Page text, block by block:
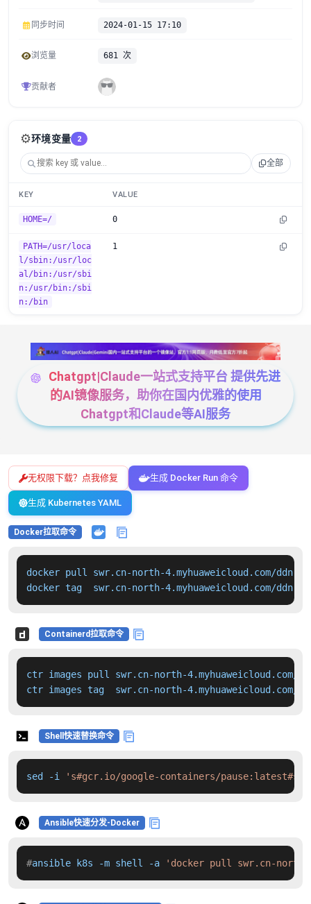
同步时间 2024-01-15 17:10
浏览量 681 次
贡献者
⚙️环境变量 2
全部
KEY VALUE
HOME=/ 0
PATH=/usr/loca
l/sbin:/usr/loc
al/bin:/usr/sbi
n:/usr/bin:/sbi
n:/bin
1
Chatgpt|Claude一站式支持平台 提供先进
的AI镜像服务，助你在国内优雅的使用
Chatgpt和Claude等AI服务
无权限下载？点我修复 生成 Docker Run 命令
生成 Kubernetes YAML
Docker拉取命令
docker pull swr.cn-north-4.myhuaweicloud.com/
docker tag  swr.cn-north-4.myhuaweicloud.com/
Containerd拉取命令
ctr images pull swr.cn-north-4.myhuaweicloud.com/
ctr images tag  swr.cn-north-
Shell快速替换命令
sed -i 's#gcr.io/google-containers/
Ansible快速分发-Docker
#ansible k8s -m shell -a 'docker pull swr.cn-north-